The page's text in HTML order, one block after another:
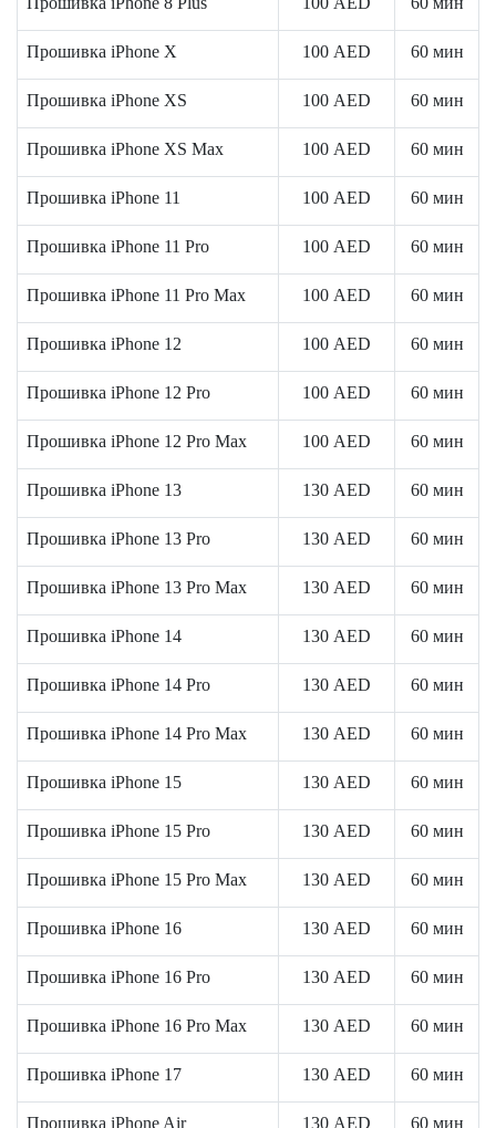
Прошивка iPhone X 100 AED 60 мин
Прошивка iPhone XS 100 AED 60 мин
Прошивка iPhone XS Max 100 AED 60 мин
Прошивка iPhone 11 100 AED 60 мин
Прошивка iPhone 11 Pro 100 AED 60 мин
Прошивка iPhone 11 Pro Max 100 AED 60 мин
Прошивка iPhone 12 100 AED 60 мин
Прошивка iPhone 12 Pro 100 AED 60 мин
Прошивка iPhone 12 Pro Max 100 AED 60 мин
Прошивка iPhone 13 130 AED 60 мин
Прошивка iPhone 13 Pro 130 AED 60 мин
Прошивка iPhone 13 Pro Max 130 AED 60 мин
Прошивка iPhone 14 130 AED 60 мин
Прошивка iPhone 14 Pro 130 AED 60 мин
Прошивка iPhone 14 Pro Max 130 AED 60 мин
Прошивка iPhone 15 130 AED 60 мин
Прошивка iPhone 15 Pro 130 AED 60 мин
Прошивка iPhone 15 Pro Max 130 AED 60 мин
Прошивка iPhone 16 130 AED 60 мин
Прошивка iPhone 16 Pro 130 AED 60 мин
Прошивка iPhone 16 Pro Max 130 AED 60 мин
Прошивка iPhone 17 130 AED 60 мин
Прошивка iPhone Air 130 AED 60 мин